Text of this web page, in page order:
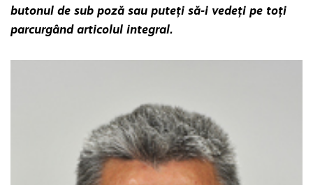
butonul de sub poză sau puteţi să-i vedeţi pe toţi
parcurgând articolul integral.